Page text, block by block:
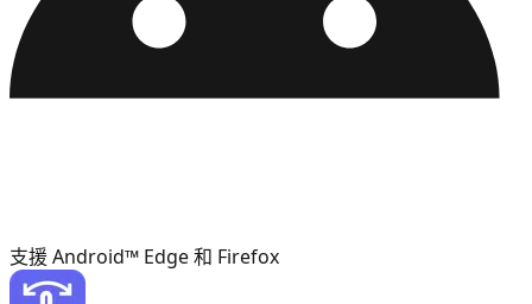
支援 Android™ Edge 和 Firefox